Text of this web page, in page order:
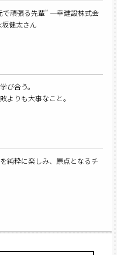
で頑張る先輩” 一幸建設株式会
坂健太さん
び合う。
よりも大事なこと。
純粋に楽しみ、原点となるチ